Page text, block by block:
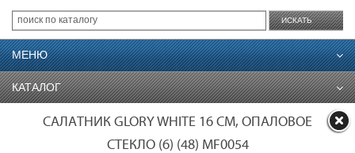
ИСКАТЬ
МЕНЮ
КАТАЛОГ
САЛАТНИК GLORY WHITE 16 СМ, ОПАЛОВОЕ
СТЕКЛО (6) (48) MF0054